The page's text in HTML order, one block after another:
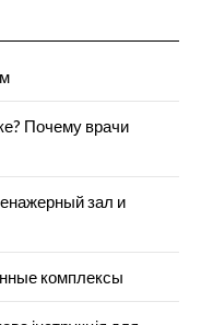
Почему врачи
зал и
комплексы